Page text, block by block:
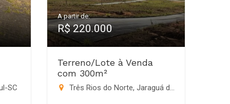
SC
A partir de:
R$ 220.000
Terreno/Lote à Venda
com 300m²
Três Rios do Norte, Jaraguá do Sul-SC